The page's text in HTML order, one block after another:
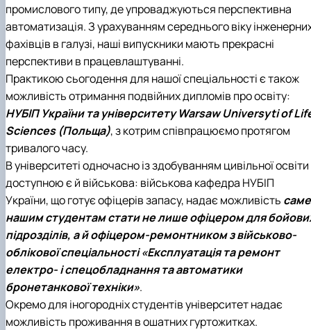
промислового типу, де упроваджуються перспективна
автоматизація. З урахуванням середнього віку
фахівців в галузі, наші випускники мають прекрасні
перспективи в працевлаштуванні.
Практикою сьогодення для нашої спеціальності є також
можливість отримання подвійних дипломів про освіту:
НУБІП України та університету Warsaw Universyti of
Sciences (Польща), з котрим співпрацюємо протягом
тривалого часу.
В університеті одночасно із здобуванням цивільної освіти
доступною є й військова: військова кафедра НУБІП
України, що готує офіцерів запасу, надає можливість саме
нашим студентам стати не лише офіцером для
підрозділів, а й офіцером-ремонтником з військово-
облікової спеціальності «Експлуатація та ремонт
електро- і спецобладнання та автоматики
бронетанкової техніки».
Окремо для іногородніх студентів університет надає
можливість проживання в ошатних гуртожитках.